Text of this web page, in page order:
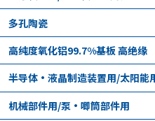
多孔陶瓷
高纯度氧化铝99.7%基板 高绝缘
半导体•液晶制造装置用/太阳能
机械部件用/泵•唧筒部件用